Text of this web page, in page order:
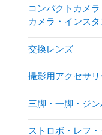
コンパクトカメ
カメラ・インス
交換レンズ
撮影用アクセサリ
三脚・一脚・ジ
ストロボ・レフ・